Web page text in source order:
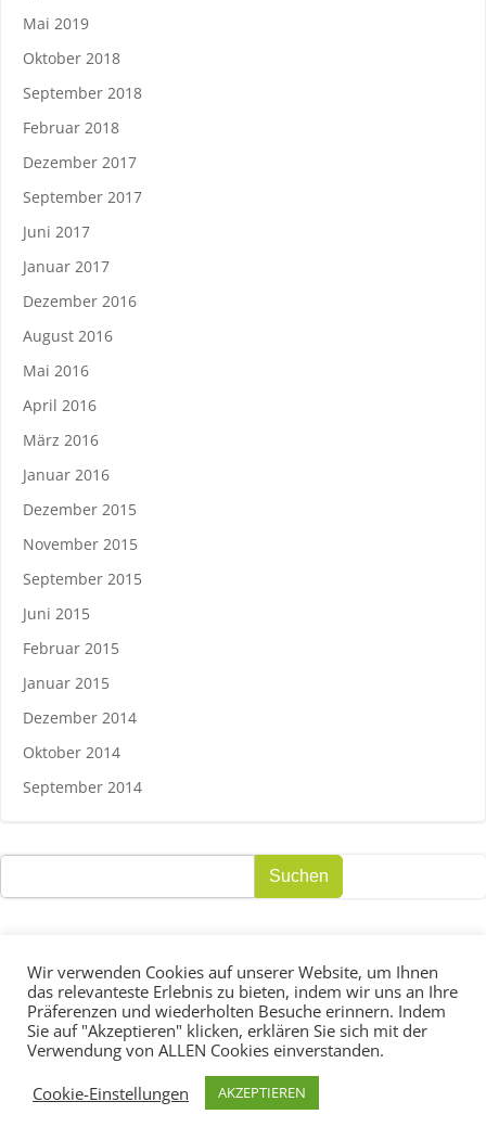
Mai 2019
Oktober 2018
September 2018
Februar 2018
Dezember 2017
September 2017
Juni 2017
Januar 2017
Dezember 2016
August 2016
Mai 2016
April 2016
März 2016
Januar 2016
Dezember 2015
November 2015
September 2015
Juni 2015
Februar 2015
Januar 2015
Dezember 2014
Oktober 2014
September 2014
Suchen Suchen
© 2026 ARFLOW ™
IMPRESSUM
Wir verwenden Cookies auf unserer Website, um Ihnen
das relevanteste Erlebnis zu bieten, indem wir uns an Ihre
Präferenzen und wiederholten Besuche erinnern. Indem
Sie auf "Akzeptieren" klicken, erklären Sie sich mit der
Verwendung von ALLEN Cookies einverstanden.
Cookie-Einstellungen
AKZEPTIEREN